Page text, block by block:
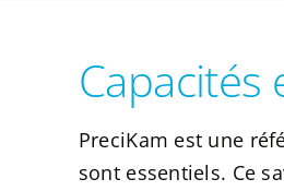
Capacités
PreciKam est une
sont essentiels. Ce